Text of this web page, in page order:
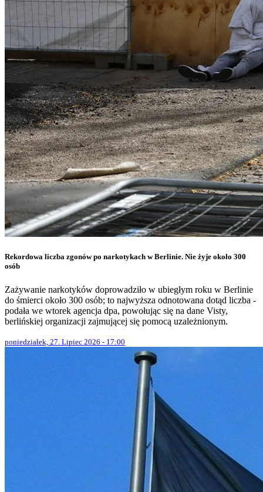
Rekordowa liczba zgonów po narkotykach w Berlinie. Nie żyje około 300
osób
Zażywanie narkotyków doprowadziło w ubiegłym roku w Berlinie
do śmierci około 300 osób; to najwyższa odnotowana dotąd liczba -
podała we wtorek agencja dpa, powołując się na dane Visty,
berlińskiej organizacji zajmującej się pomocą uzależnionym.
poniedziałek, 27. Lipiec 2026 - 17:00